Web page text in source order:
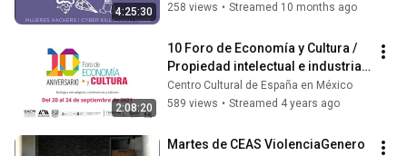
4:25:30
258 views • Streamed 10 months ago
2:08:20
10 Foro de Economía y Cultura /
Propiedad intelectual e industrias
creativas en la era digital
Centro Cultural de España en México
589 views • Streamed 4 years ago
Martes de CEAS ViolenciaGenero